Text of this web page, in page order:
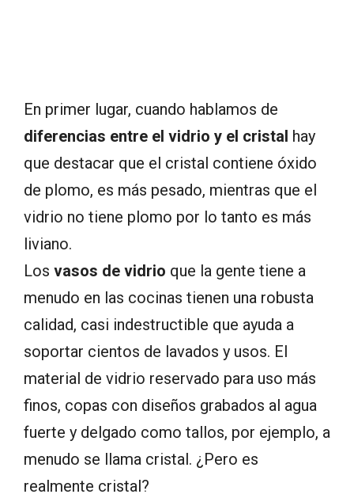
En primer lugar, cuando hablamos de
diferencias entre el vidrio y el cristal hay
que destacar que el cristal contiene óxido
de plomo, es más pesado, mientras que el
vidrio no tiene plomo por lo tanto es más
liviano.
Los vasos de vidrio que la gente tiene a
menudo en las cocinas tienen una robusta
calidad, casi indestructible que ayuda a
soportar cientos de lavados y usos. El
material de vidrio reservado para uso más
finos, copas con diseños grabados al agua
fuerte y delgado como tallos, por ejemplo, a
menudo se llama cristal. ¿Pero es
realmente cristal?